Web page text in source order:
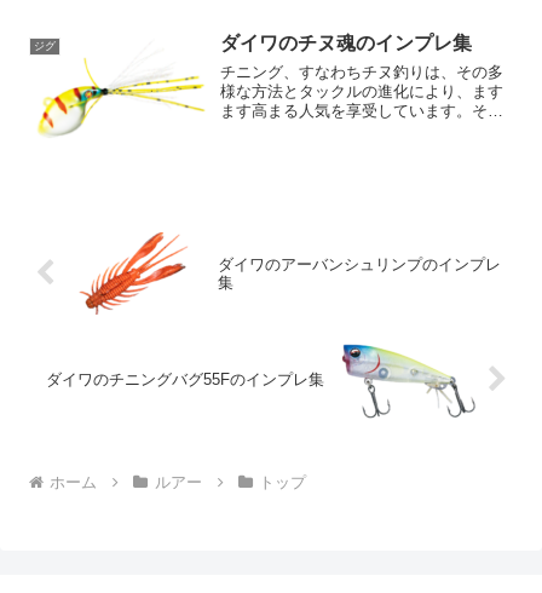
機能が隅々まで詰め込まれています。そ
の釣果性能はバスだけに...
ジグ ダイワのチヌ魂のインプレ集
チニング、すなわちチヌ釣りは、その多
様な方法とタックルの進化により、ます
ます高まる人気を享受しています。その
ダイワのアーバンシュリンプのインプレ
集
ダイワのチニングバグ55Fのインプレ集
ホーム ルアー トップ